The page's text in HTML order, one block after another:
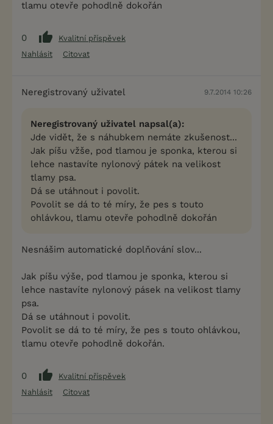
tlamu otevře pohodlně dokořán
0
Kvalitní příspěvek
Nahlásit
Citovat
Neregistrovaný uživatel 9.7.2014 10:26
Neregistrovaný uživatel napsal(a):
Jde vidět, že s náhubkem nemáte zkušenost...
Jak píšu vžše, pod tlamou je sponka, kterou si
lehce nastavíte nylonový pátek na velikost
tlamy psa.
Dá se utáhnout i povolit.
Povolit se dá to té míry, že pes s touto
ohlávkou, tlamu otevře pohodlně dokořán
Nesnášim automatické doplňování slov...
Jak píšu výše, pod tlamou je sponka, kterou si
lehce nastavíte nylonový pásek na velikost tlamy
psa.
Dá se utáhnout i povolit.
Povolit se dá to té míry, že pes s touto ohlávkou,
tlamu otevře pohodlně dokořán.
0
Kvalitní příspěvek
Nahlásit
Citovat